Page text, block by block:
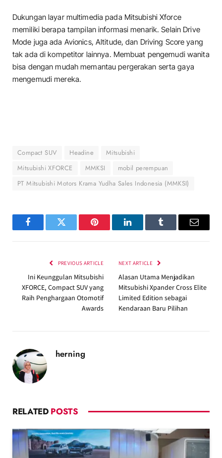
Dukungan layar multimedia pada Mitsubishi Xforce
memiliki berapa tampilan informasi menarik. Selain Drive
Mode juga ada Avionics, Altitude, dan Driving Score yang
tak ada di kompetitor lainnya. Membuat pengemudi wanita
bisa dengan mudah memantau pergerakan serta gaya
mengemudi mereka.
Compact SUV Headine
Mitsubishi
Mitsubishi XFORCE
MMKSI
mobil perempuan
PT Mitsubishi Motors Krama Yudha Sales Indonesia (MMKSI)
FacebookTwitter Pinterest LinkedInTumblr Email
PREVIOUS ARTICLE
Ini Keunggulan Mitsubishi
XFORCE, Compact SUV yang
Raih Penghargaan Otomotif
Awards
NEXT ARTICLE
Alasan Utama Menjadikan
Mitsubishi Xpander Cross Elite
Limited Edition sebagai
Kendaraan Baru Pilihan
herning
RELATED POSTS